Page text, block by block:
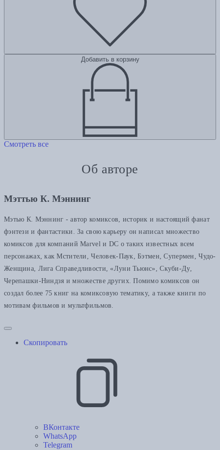
Добавить в корзину
Смотреть все
Об авторе
Мэттью К. Мэннинг
Мэтью К. Мэннинг - автор комиксов, историк и настоящий фанат
фэнтези и фантастики. За свою карьеру он написал множество
комиксов для компаний Marvel и DC о таких известных всем
персонажах, как Мстители, Человек-Паук, Бэтмен, Супермен, Чудо-
Женщина, Лига Справедливости, «Луни Тьюнс», Скуби-Ду,
Черепашки-Ниндзя и множестве других. Помимо комиксов он
создал более 75 книг на комиксовую тематику, а также книги по
мотивам фильмов и мультфильмов.
Скопировать
ВКонтакте
WhatsApp
Telegram